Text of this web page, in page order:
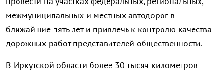
межмуниципальных и местных автодорог в
ближайшие пять лет и привлечь к контролю качества
дорожных работ представителей общественности.
В Иркутской области более 30 тысяч километров